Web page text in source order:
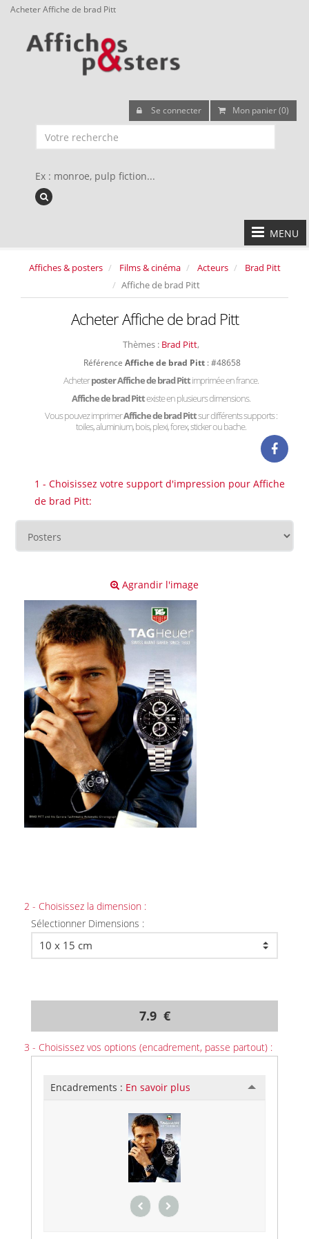
Acheter Affiche de brad Pitt
Se connecter Mon panier (0)
Ex : monroe, pulp fiction...
MENU
Affiches & posters Films & cinéma Acteurs
Brad Pitt
Affiche de brad Pitt
Acheter Affiche de brad Pitt
Thèmes : Brad Pitt,
Référence Affiche de brad Pitt : #48658
Acheterposter Affiche de brad Pittimprimée en france.
Affiche de brad Pittexiste en plusieurs dimensions.
Vous pouvez imprimerAffiche de brad Pittsur différents supports :
toiles, aluminium, bois, plexi, forex, sticker ou bache.
1 - Choisissez votre support d'impression pour Affiche
de brad Pitt:
Agrandir l'image
2 - Choisissez la dimension :
Sélectionner Dimensions :
7.9 €
3 - Choisissez vos options (encadrement, passe partout) :
Encadrements : En savoir plus